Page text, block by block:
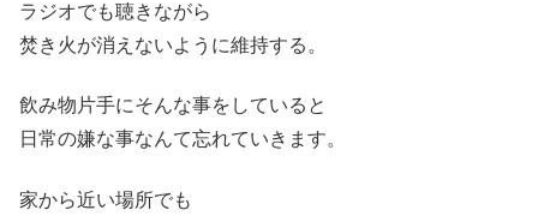
ラジオでも聴きながら
焚き火が消えないように維持する。
飲み物片手にそんな事をしていると
日常の嫌な事なんて忘れていきます。
家から近い場所でも